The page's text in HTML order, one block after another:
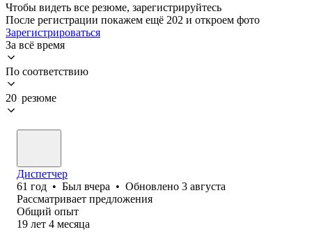
Чтобы видеть все резюме, зарегистрируйтесь
После регистрации покажем ещё 202 и откроем фото
Зарегистрироваться
За всё время
По соответствию
20 резюме
Диспетчер
61 год • Был вчера • Обновлено 3 августа
Рассматривает предложения
Общий опыт
19 лет 4 месяца